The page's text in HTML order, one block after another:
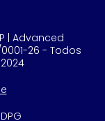
| Advanced
26 - Todos